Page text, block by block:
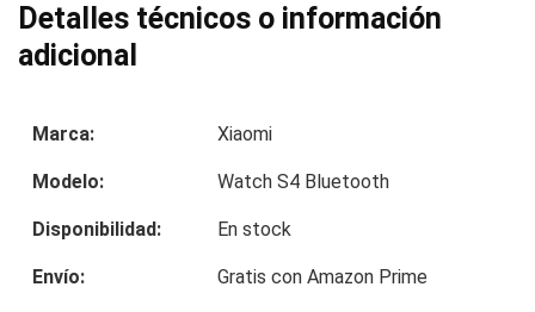
Detalles técnicos o información
adicional
Marca: Xiaomi
Modelo: Watch S4 Bluetooth
Disponibilidad: En stock
Envío: Gratis con Amazon Prime